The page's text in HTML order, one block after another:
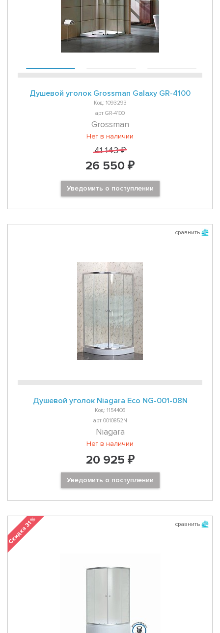
Душевой уголок Grossman Galaxy GR-4100
Код: 1093293
арт GR-4100
Grossman
Нет в наличии
41 143 ₽
26 550 ₽
Уведомить о поступлении
сравнить
Душевой уголок Niagara Eco NG-001-08N
Код: 1154406
арт 0010852N
Niagara
Нет в наличии
20 925 ₽
Уведомить о поступлении
сравнить
Скидка 31 %